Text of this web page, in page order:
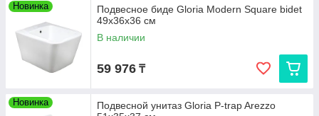
Новинка
Подвесное биде Gloria Modern Square bidet
49х36х36 cм
В наличии
59 976 ₸
Новинка
Подвесной унитаз Gloria P-trap Arezzo